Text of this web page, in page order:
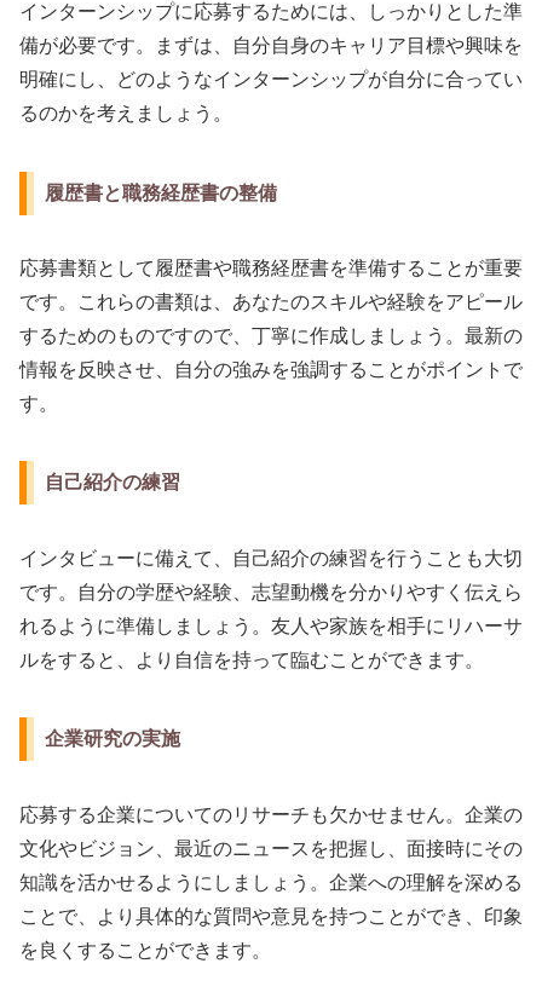
インターンシップに応募するためには、しっかりとした準
備が必要です。まずは、自分自身のキャリア目標や興味を
明確にし、どのようなインターンシップが自分に合ってい
るのかを考えましょう。
履歴書と職務経歴書の整備
応募書類として履歴書や職務経歴書を準備することが重要
です。これらの書類は、あなたのスキルや経験をアピール
するためのものですので、丁寧に作成しましょう。最新の
情報を反映させ、自分の強みを強調することがポイントで
す。
自己紹介の練習
インタビューに備えて、自己紹介の練習を行うことも大切
です。自分の学歴や経験、志望動機を分かりやすく伝えら
れるように準備しましょう。友人や家族を相手にリハーサ
ルをすると、より自信を持って臨むことができます。
企業研究の実施
応募する企業についてのリサーチも欠かせません。企業の
文化やビジョン、最近のニュースを把握し、面接時にその
知識を活かせるようにしましょう。企業への理解を深める
ことで、より具体的な質問や意見を持つことができ、印象
を良くすることができます。